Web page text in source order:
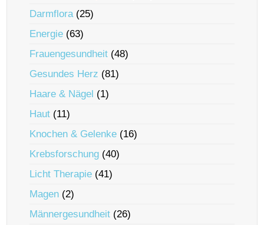
Darmflora(25)
Energie (63)
Frauengesundheit (48)
Gesundes Herz (81)
Haare & Nägel (1)
Haut (11)
Knochen & Gelenke (16)
Krebsforschung (40)
Licht Therapie (41)
Magen (2)
Männergesundheit (26)